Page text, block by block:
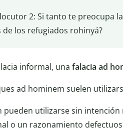
2: Si tanto te preocupa
de los refugiados rohinyá?
informal, una falacia ad
ad hominem suelen
pueden utilizarse sin
o un razonamiento